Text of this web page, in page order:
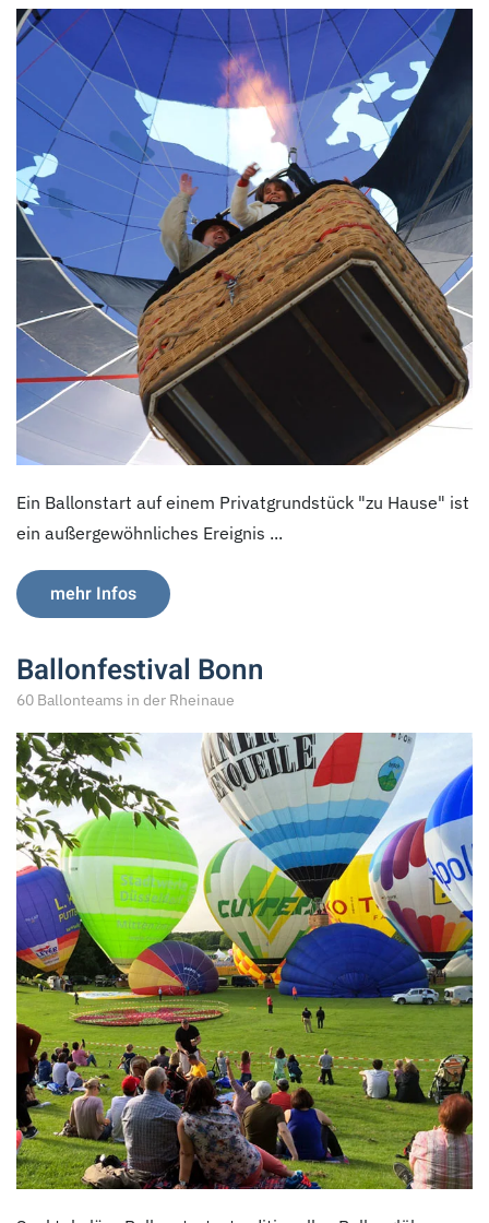
Ein Ballonstart auf einem Privatgrundstück "zu Hause" ist
ein außergewöhnliches Ereignis ...
mehr Infos
Ballonfestival Bonn
60 Ballonteams in der Rheinaue